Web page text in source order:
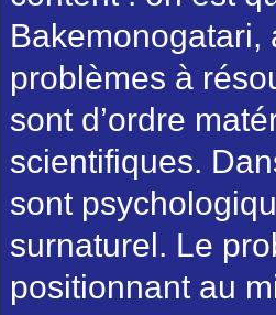
Bakemonogatari,
problèmes à
sont d’ordre
scientifiques.
sont
surnaturel. Le
positionnant au